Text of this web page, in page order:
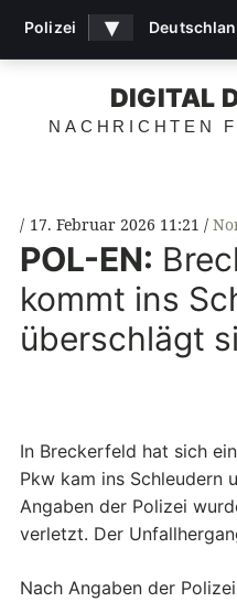
DIGITAL
NACHRICHTEN
17. Februar 2026 11:21
POL-EN:
kommt ins
überschlägt
In Breckerfeld hat sich
Pkw kam ins Schleudern
Angaben der Polizei
verletzt. Der
Nach Angaben der
Polizei ▾